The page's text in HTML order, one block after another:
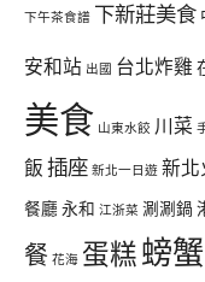
下午茶食譜 下新莊美食
安和站 出國 台北炸雞
美食 山東水餃 川菜
飯 插座 新北一日遊 新北
餐廳 永和 江浙菜 涮涮鍋
餐 花海 蛋糕 螃蟹